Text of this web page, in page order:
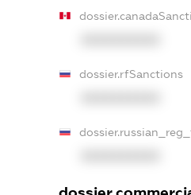
dossier.rfSanctions